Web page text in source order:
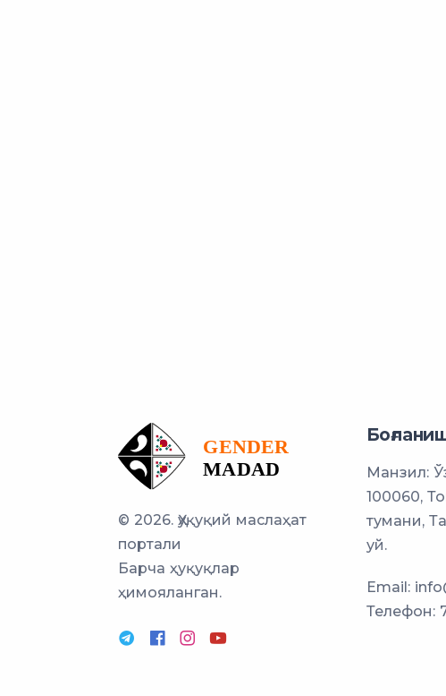
© 2026. Ҳуқуқий маслаҳат
портали
Барча ҳуқуқлар
ҳимояланган.
Манзил:
100060,
тумани,
уй.
Email:
Телефон: